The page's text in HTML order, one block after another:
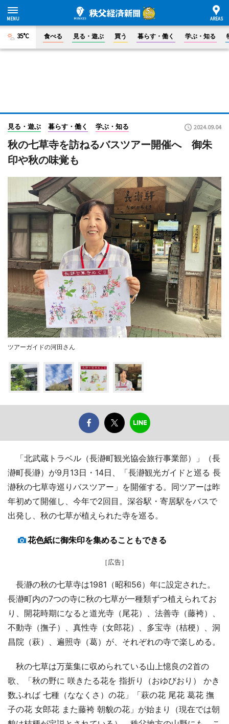
35°C 食べる 見る・遊ぶ 買う 暮らす・働く 学ぶ・知る
見る・遊ぶ 暮らす・働く 学ぶ・知る 2024.09.04
秋の七草寺を訪ねるバスツアー開催へ 御朱
印や秋の味覚も
ツアーガイドの河田さん
「北武蔵トラベル（長瀞町観光協会旅行事業部）」（長
瀞町長瀞）が9月13日・14日、「長瀞観光ガイドと巡る 長
瀞秋の七草寺巡りバスツアー」を開催する。同ツアーは昨
年初めて開催し、今年で2回目。深谷駅・寄居駅をバスで
出発し、秋の七草が植えられた寺を巡る。
花色紙に御朱印を集めることもできる
［広告］
長瀞の秋の七草寺は1981（昭和56）年に設定された。
長瀞町内の7つの寺に秋の七草が一種類ずつ植えられてお
り、開花時期になると道光寺（尾花）、法善寺（藤袴）、
不動寺（撫子）、真性寺（女郎花）、多宝寺（桔梗）、洞
昌院（萩）、遍照寺（葛）が、それぞれの寺で楽しめる。
秋の七草は万葉集に収められている山上憶良の2首の
歌、「秋の野に 咲きたる花を 指折り（おゆびおり） かき
数ふれば 七種（ななくさ）の花」「萩の花 尾花 葛花 撫
子の花 女郎花 また藤袴 朝貌の花」が始まり（現在では朝